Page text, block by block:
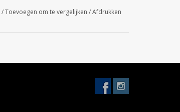
/Toevoegen om te vergelijken /Afdrukken